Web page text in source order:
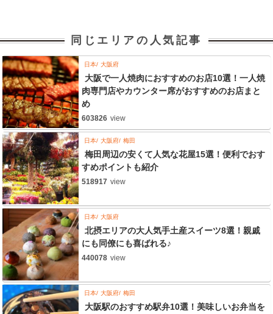
同じエリアの人気記事
日本 大阪府
大阪で一人焼肉におすすめのお店10選！一人焼
肉専門店やカウンター席がおすすめのお店まと
め
603826 view
日本 大阪府 梅田
梅田周辺の安くて人気な花屋15選！便利でおす
すめポイントも紹介
518917 view
日本 大阪府
北摂エリアの大人気手土産スイーツ8選！親戚
にも同僚にも喜ばれる♪
440078 view
日本 大阪府 梅田
大阪駅のおすすめ駅弁10選！美味しいお弁当を